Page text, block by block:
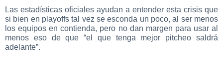
Las estadísticas oficiales ayudan a entender esta crisis que
si bien en playoffs tal vez se esconda un poco, al ser menos
los equipos en contienda, pero no dan margen para usar al
menos eso de que “el que tenga mejor pitcheo saldrá
adelante”.